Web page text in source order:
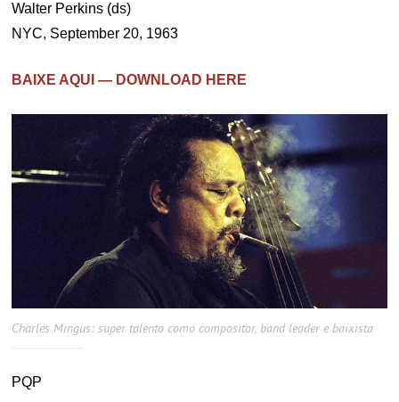
Walter Perkins (ds)
NYC, September 20, 1963
BAIXE AQUI — DOWNLOAD HERE
Charles Mingus: super talento como compositor, band leader e baixista
PQP